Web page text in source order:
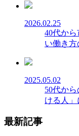
2026.02.25
40代か
い働き方
2025.05.02
50代か
ける人」
最新記事